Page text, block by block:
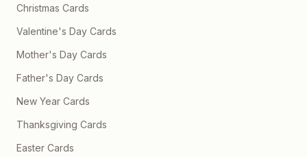
Christmas Cards
Valentine's Day Cards
Mother's Day Cards
Father's Day Cards
New Year Cards
Thanksgiving Cards
Easter Cards